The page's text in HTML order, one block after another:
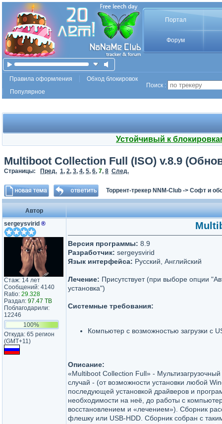
Портал
Форум
Правила оформления
Обход блокировок
Популярное
Поиск :
Устойчивый к
Multiboot Collection Full (ISO) v.8.9
Страницы: Пред. 1, 2, 3, 4, 5, 6, 7, 8 След.
Торрент-трекер NNM-Club -> Софт и
Автор
sergeysvirid ®
Стаж: 14 лет
Сообщений: 4140
Ratio: 29.328
Раздал: 97.47 TB
Поблагодарили:
12246
100%
Откуда: 65 регион
(GMT+11)
Версия программы: 8.9
Разработчик: sergeysvirid
Язык интерфейса: Русский, Английский
Лечение: Присутствует (при выборе опции
установка")
Системные требования:
Компьютер с возможностью загрузки с
Описание:
«Multiboot Collection Full» -
случай - (от возможности установки любой
последующей установкой драйверов и
необходимости на неё, до работы с
восстановлением и «лечением»). Сборник
флешку или USB-HDD. Сборник собран с